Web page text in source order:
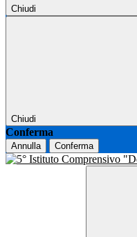
Chiudi
Chiudi
Conferma
Annulla Conferma